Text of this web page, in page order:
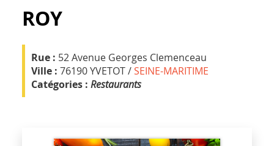
ROY
Rue : 52 Avenue Georges Clemenceau
Ville : 76190 YVETOT /SEINE-MARITIME
Catégories : Restaurants